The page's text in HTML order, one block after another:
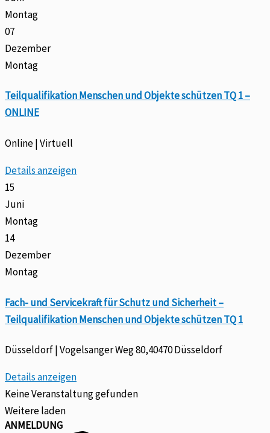
Montag
07
Dezember
Montag
Teilqualifikation Menschen und Objekte schützen TQ 1 –
ONLINE
Online | Virtuell
Details anzeigen
15
Juni
Montag
14
Dezember
Montag
Fach- und Servicekraft für Schutz und Sicherheit –
Teilqualifikation Menschen und Objekte schützen TQ 1
Düsseldorf | Vogelsanger Weg 80,40470 Düsseldorf
Details anzeigen
Keine Veranstaltung gefunden
Weitere laden
ANMELDUNG